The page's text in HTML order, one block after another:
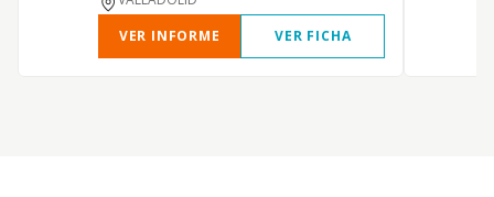
VER INFORME
VER FICHA